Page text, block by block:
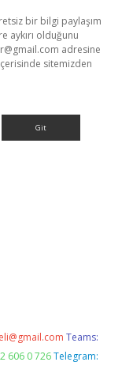
bir bilgi paylaşım
aykırı olduğunu
adresine
sitemizden
Teams:
606 0 726 Telegram: